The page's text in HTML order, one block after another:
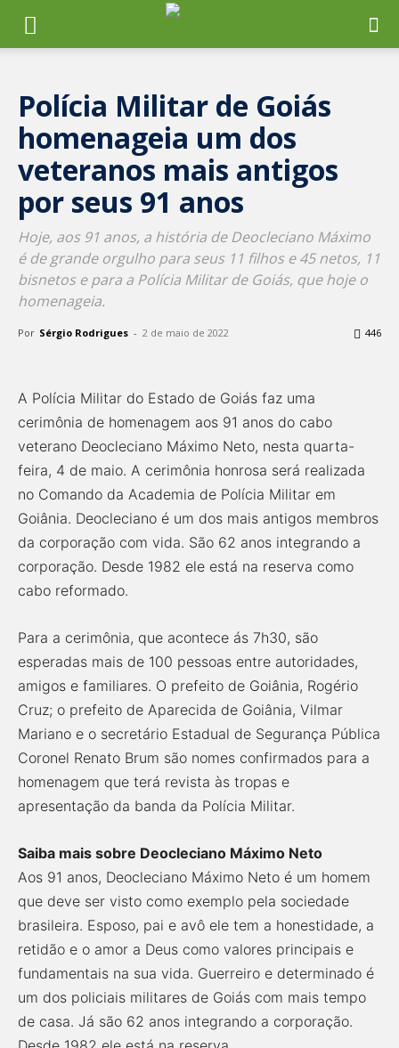
Polícia Militar de Goiás
homenageia um dos
veteranos mais antigos
por seus 91 anos
Hoje, aos 91 anos, a história de Deocleciano Máximo
é de grande orgulho para seus 11 filhos e 45 netos, 11
bisnetos e para a Polícia Militar de Goiás, que hoje o
homenageia.
Por Sérgio Rodrigues - 2 de maio de 2022 446
A Polícia Militar do Estado de Goiás faz uma
cerimônia de homenagem aos 91 anos do cabo
veterano Deocleciano Máximo Neto, nesta quarta-
feira, 4 de maio. A cerimônia honrosa será realizada
no Comando da Academia de Polícia Militar em
Goiânia. Deocleciano é um dos mais antigos membros
da corporação com vida. São 62 anos integrando a
corporação. Desde 1982 ele está na reserva como
cabo reformado.
Para a cerimônia, que acontece ás 7h30, são
esperadas mais de 100 pessoas entre autoridades,
amigos e familiares. O prefeito de Goiânia, Rogério
Cruz; o prefeito de Aparecida de Goiânia, Vilmar
Mariano e o secretário Estadual de Segurança Pública
Coronel Renato Brum são nomes confirmados para a
homenagem que terá revista às tropas e
apresentação da banda da Polícia Militar.
Saiba mais sobre Deocleciano Máximo Neto
Aos 91 anos, Deocleciano Máximo Neto é um homem
que deve ser visto como exemplo pela sociedade
brasileira. Esposo, pai e avô ele tem a honestidade, a
retidão e o amor a Deus como valores principais e
fundamentais na sua vida. Guerreiro e determinado é
um dos policiais militares de Goiás com mais tempo
de casa. Já são 62 anos integrando a corporação.